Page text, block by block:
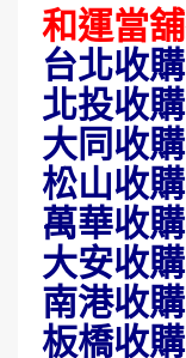
和運當
台北收
北投收
大同收
松山收
萬華收
大安收
南港收
板橋收